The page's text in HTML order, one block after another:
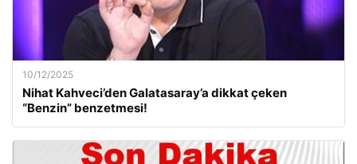
10/12/2025
Nihat Kahveci’den Galatasaray’a dikkat çeken
“Benzin” benzetmesi!